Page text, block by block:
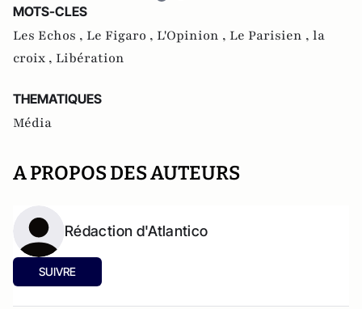
MOTS-CLES
Les Echos , Le Figaro , L'Opinion , Le Parisien , la
croix , Libération
THEMATIQUES
Média
A PROPOS DES AUTEURS
Rédaction d'Atlantico
SUIVRE